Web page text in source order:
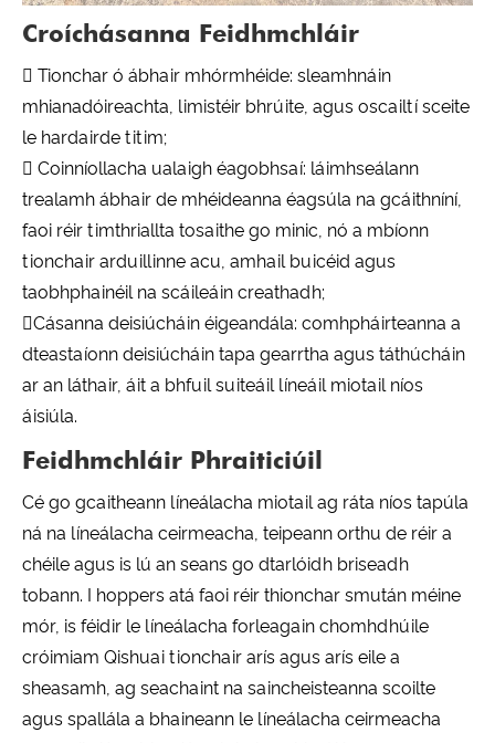
Croíchásanna Feidhmchláir
 Tionchar ó ábhair mhórmhéide: sleamhnáin
mhianadóireachta, limistéir bhrúite, agus oscailtí sceite
le hardairde titim;
 Coinníollacha ualaigh éagobhsaí: láimhseálann
trealamh ábhair de mhéideanna éagsúla na gcáithníní,
faoi réir timthriallta tosaithe go minic, nó a mbíonn
tionchair arduillinne acu, amhail buicéid agus
taobhphainéil na scáileáin creathadh;
Cásanna deisiúcháin éigeandála: comhpháirteanna a
dteastaíonn deisiúcháin tapa gearrtha agus táthúcháin
ar an láthair, áit a bhfuil suiteáil líneáil miotail níos
áisiúla.
Feidhmchláir Phraiticiúil
Cé go gcaitheann líneálacha miotail ag ráta níos tapúla
ná na líneálacha ceirmeacha, teipeann orthu de réir a
chéile agus is lú an seans go dtarlóidh briseadh
tobann. I hoppers atá faoi réir thionchar smután méine
mór, is féidir le líneálacha forleagain chomhdhúile
cróimiam Qishuai tionchair arís agus arís eile a
sheasamh, ag seachaint na saincheisteanna scoilte
agus spallála a bhaineann le líneálacha ceirmeacha